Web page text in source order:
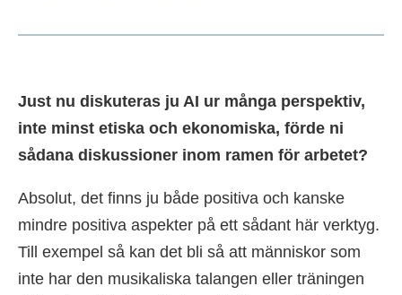
Just nu diskuteras ju AI ur många perspektiv,
inte minst etiska och ekonomiska, förde ni
sådana diskussioner inom ramen för arbetet?
Absolut, det finns ju både positiva och kanske
mindre positiva aspekter på ett sådant här verktyg.
Till exempel så kan det bli så att människor som
inte har den musikaliska talangen eller träningen